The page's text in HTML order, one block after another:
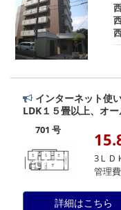
インターネット使
LDK１５畳以上、オ
701 号
3ＬＤ
管理
詳細はこちら